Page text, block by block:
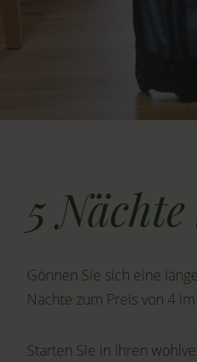
5
Gönnen Sie sich eine
Nächte zum Preis von 4
Starten Sie in Ihren